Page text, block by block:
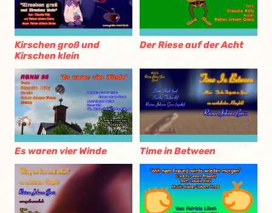
Kirschen groß und
Kirschen klein
Der Riese auf der Acht
Es waren vier Winde Time in Between